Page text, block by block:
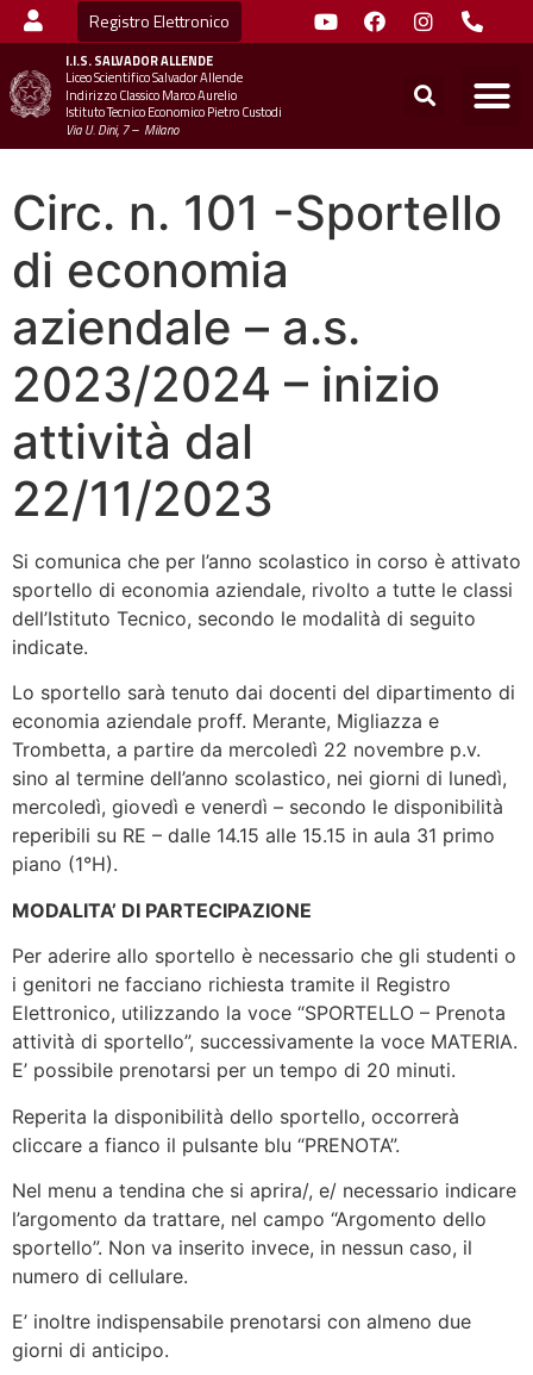
Registro Elettronico
I.I.S.SALVADOR ALLENDE
Liceo Scientifico Salvador Allende
Indirizzo Classico Marco Aurelio
Istituto Tecnico Economico Pietro Custodi
Via U. Dini, 7 – Milano
Circ. n. 101 -Sportello
di economia
aziendale – a.s.
2023/2024 – inizio
attività dal
22/11/2023
Si comunica che per l’anno scolastico in corso è attivato
sportello di economia aziendale, rivolto a tutte le classi
dell’Istituto Tecnico, secondo le modalità di seguito
indicate.
Lo sportello sarà tenuto dai docenti del dipartimento di
economia aziendale proff. Merante, Migliazza e
Trombetta, a partire da mercoledì 22 novembre p.v.
sino al termine dell’anno scolastico, nei giorni di lunedì,
mercoledì, giovedì e venerdì – secondo le disponibilità
reperibili su RE – dalle 14.15 alle 15.15 in aula 31 primo
piano (1°H).
MODALITA’ DI PARTECIPAZIONE
Per aderire allo sportello è necessario che gli studenti o
i genitori ne facciano richiesta tramite il Registro
Elettronico, utilizzando la voce “SPORTELLO – Prenota
attività di sportello”, successivamente la voce MATERIA.
E’ possibile prenotarsi per un tempo di 20 minuti.
Reperita la disponibilità dello sportello, occorrerà
cliccare a fianco il pulsante blu “PRENOTA”.
Nel menu a tendina che si aprira/, e/ necessario indicare
l’argomento da trattare, nel campo “Argomento dello
sportello”. Non va inserito invece, in nessun caso, il
numero di cellulare.
E’ inoltre indispensabile prenotarsi con almeno due
giorni di anticipo.